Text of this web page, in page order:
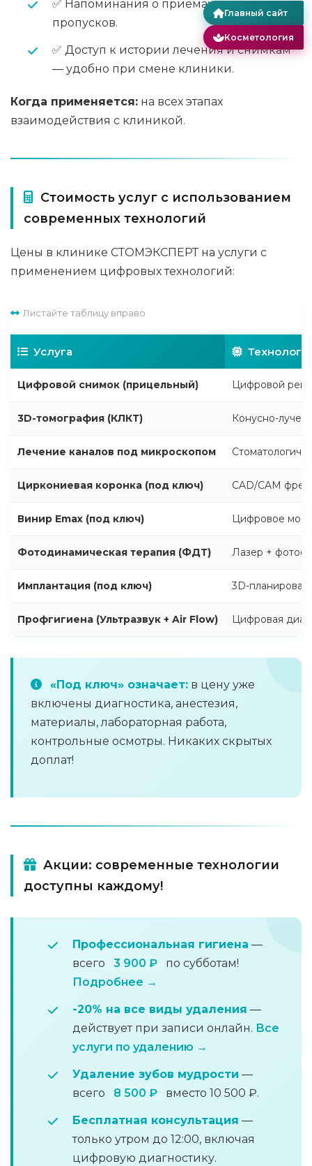
✅ Напоминания о приёмах — меньше
пропусков.
✅ Доступ к истории лечения и снимкам
— удобно при смене клиники.
Когда применяется: на всех этапах
взаимодействия с клиникой.
Стоимость услуг с использованием
современных технологий
Цены в клинике СТОМЭКСПЕРТ на услуги с
применением цифровых технологий:
Листайте таблицу вправо
Услуга
Цифровой снимок (прицельный) Цифровой
3D-томография (КЛКТ) Конусно-
Лечение каналов под микроскопом
Циркониевая коронка (под ключ) CAD/CAM
Винир Emax (под ключ) Цифровое
Фотодинамическая терапия (ФДТ) Лазер +
Имплантация (под ключ) 3D-
Профгигиена (Ультразвук + Air Flow) Цифровая
«Под ключ» означает: в цену уже
включены диагностика, анестезия,
материалы, лабораторная работа,
контрольные осмотры. Никаких скрытых
доплат!
Акции: современные технологии
доступны каждому!
Профессиональная гигиена —
всего
3 900 ₽
по субботам!
Подробнее →
-20% на все виды удаления —
действует при записи онлайн. Все
услуги по удалению →
Удаление зубов мудрости —
всего
8 500 ₽ вместо 10 500 ₽.
Бесплатная консультация —
только утром до 12:00, включая
цифровую диагностику.
Главный сайт
Косметология